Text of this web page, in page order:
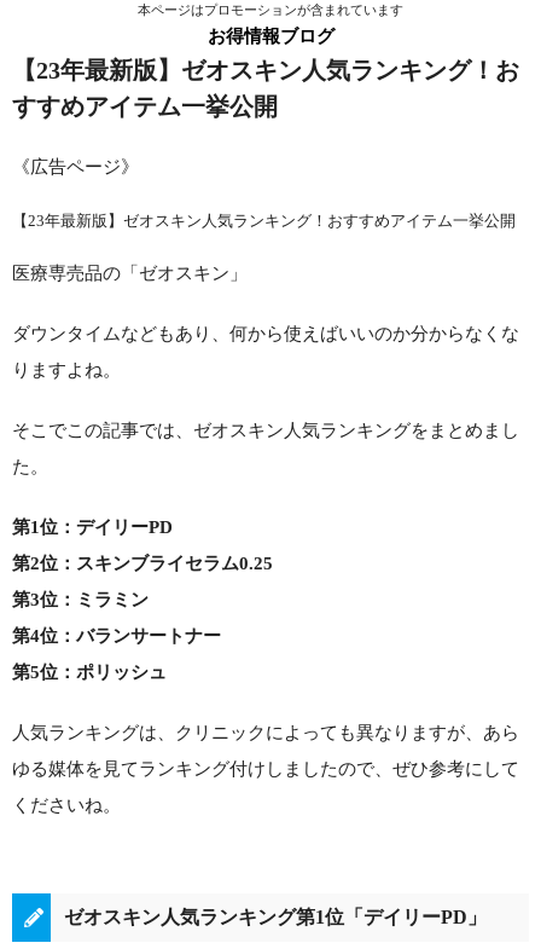
本ページはプロモーションが含まれています
お得情報ブログ
【23年最新版】ゼオスキン人気ランキング！お
すすめアイテム一挙公開
《広告ページ》
【23年最新版】ゼオスキン人気ランキング！おすすめアイテム一挙公開
医療専売品の「ゼオスキン」
ダウンタイムなどもあり、何から使えばいいのか分からなくな
りますよね。
そこでこの記事では、ゼオスキン人気ランキングをまとめまし
た。
第1位：デイリーPD
第2位：スキンブライセラム0.25
第3位：ミラミン
第4位：バランサートナー
第5位：ポリッシュ
人気ランキングは、クリニックによっても異なりますが、あら
ゆる媒体を見てランキング付けしましたので、ぜひ参考にして
くださいね。
ゼオスキン人気ランキング第1位「デイリーPD」